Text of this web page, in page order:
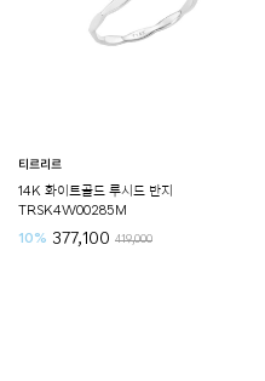
티르리르
14K 화이트골드 루시드 반지
TRSK4W00285M
10% 377,100 419,000